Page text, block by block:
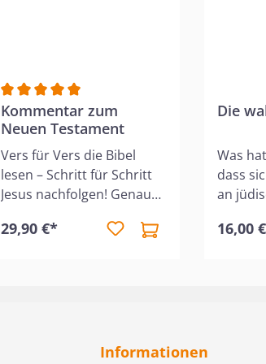
5 Sternen
Durchschnittliche Bewertung von 5 von 5
Kommentar zum
Neuen Testament
Vers für Vers die Bibel
lesen – Schritt für Schritt
Jesus nachfolgen! Genau
Kommentar helfen.
liefert echte Hilfestellung
29,90 €*
Die
Was
dass
an
der
Warum
was
16,00
Informationen